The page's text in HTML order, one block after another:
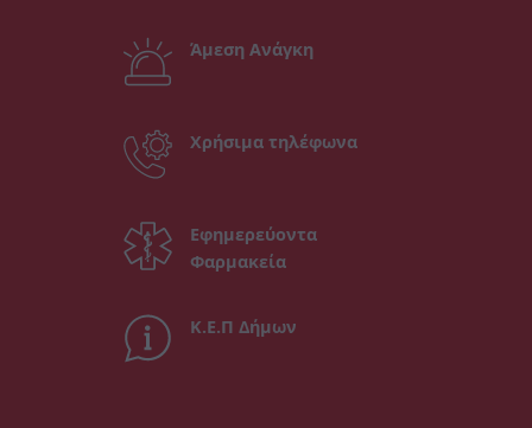
Άμεση Ανάγκη
Χρήσιμα τηλέφωνα
Εφημερεύοντα
Φαρμακεία
Κ.Ε.Π Δήμων